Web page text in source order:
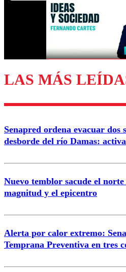
LAS MÁS
Senapred ordena evacuar dos
desborde del río Damas:
Nuevo temblor sacude el
magnitud y el epicentro
Alerta por calor extremo:
Temprana Preventiva en tres